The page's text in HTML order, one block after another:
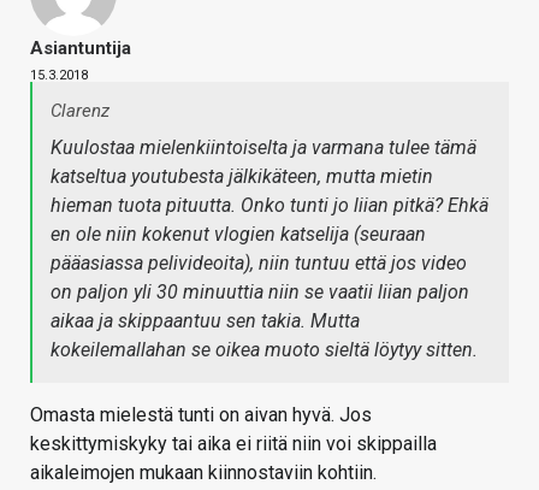
Asiantuntija
15.3.2018
Clarenz
Kuulostaa mielenkiintoiselta ja varmana tulee tämä
katseltua youtubesta jälkikäteen, mutta mietin
hieman tuota pituutta. Onko tunti jo liian pitkä? Ehkä
en ole niin kokenut vlogien katselija (seuraan
pääasiassa pelivideoita), niin tuntuu että jos video
on paljon yli 30 minuuttia niin se vaatii liian paljon
aikaa ja skippaantuu sen takia. Mutta
kokeilemallahan se oikea muoto sieltä löytyy sitten.
Omasta mielestä tunti on aivan hyvä. Jos
keskittymiskyky tai aika ei riitä niin voi skippailla
aikaleimojen mukaan kiinnostaviin kohtiin.